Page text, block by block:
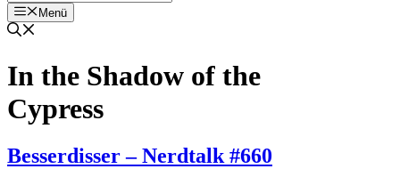
Menü
In the Shadow of the
Cypress
Besserdisser – Nerdtalk #660